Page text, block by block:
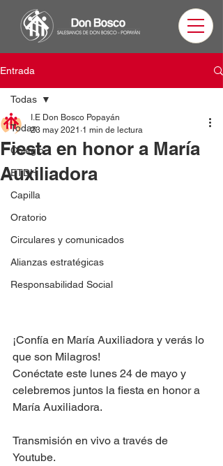
Entrada
Todas
Colegio
ETDH
Capilla
Oratorio
Circulares y comunicados
Alianzas estratégicas
Responsabilidad Social
Todas
Fiesta en honor a María
Auxiliadora
I.E Don Bosco Popayán
23 may 2021 1 min de lectura
¡Confía en María Auxiliadora y verás lo
que son Milagros!
Conéctate este lunes 24 de mayo y
celebremos juntos la fiesta en honor a
María Auxiliadora.
Transmisión en vivo a través de
Youtube.